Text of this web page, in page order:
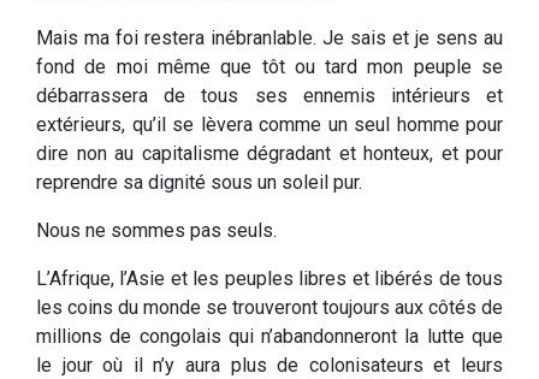
Mais ma foi restera inébranlable. Je sais et je sens au
fond de moi même que tôt ou tard mon peuple se
débarrassera de tous ses ennemis intérieurs et
extérieurs, qu’il se lèvera comme un seul homme pour
dire non au capitalisme dégradant et honteux, et pour
reprendre sa dignité sous un soleil pur.
Nous ne sommes pas seuls.
L’Afrique, l’Asie et les peuples libres et libérés de tous
les coins du monde se trouveront toujours aux côtés de
millions de congolais qui n’abandonneront la lutte que
le jour où il n’y aura plus de colonisateurs et leurs